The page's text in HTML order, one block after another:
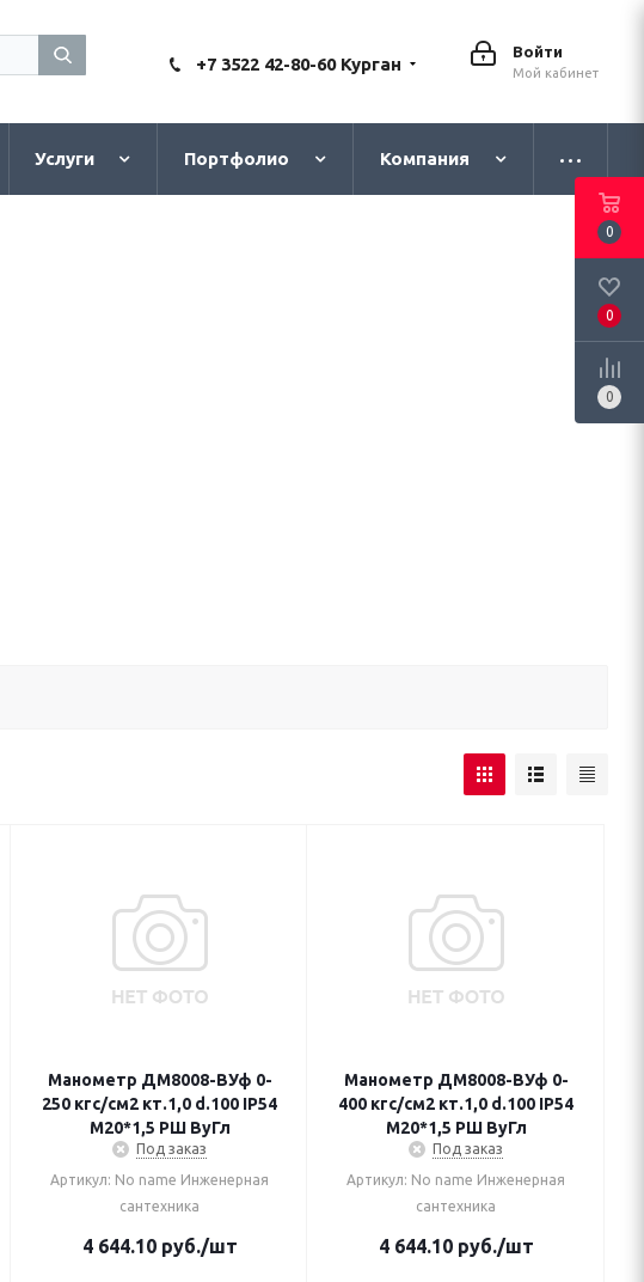
Войти
Мой кабинет
+7 3522 42-80-60 Курган
Услуги Портфолио Компания
Манометр ДМ8008-ВУф 0-
250 кгс/см2 кт.1,0 d.100 IP54
M20*1,5 РШ ВуГл
Под заказ
Артикул: No name Инженерная
сантехника
4 644.10руб./шт
Манометр ДМ8008-ВУф 0-
400 кгс/см2 кт.1,0 d.100 IP54
M20*1,5 РШ ВуГл
Под заказ
Артикул: No name Инженерная
сантехника
4 644.10руб./шт
0
0
0